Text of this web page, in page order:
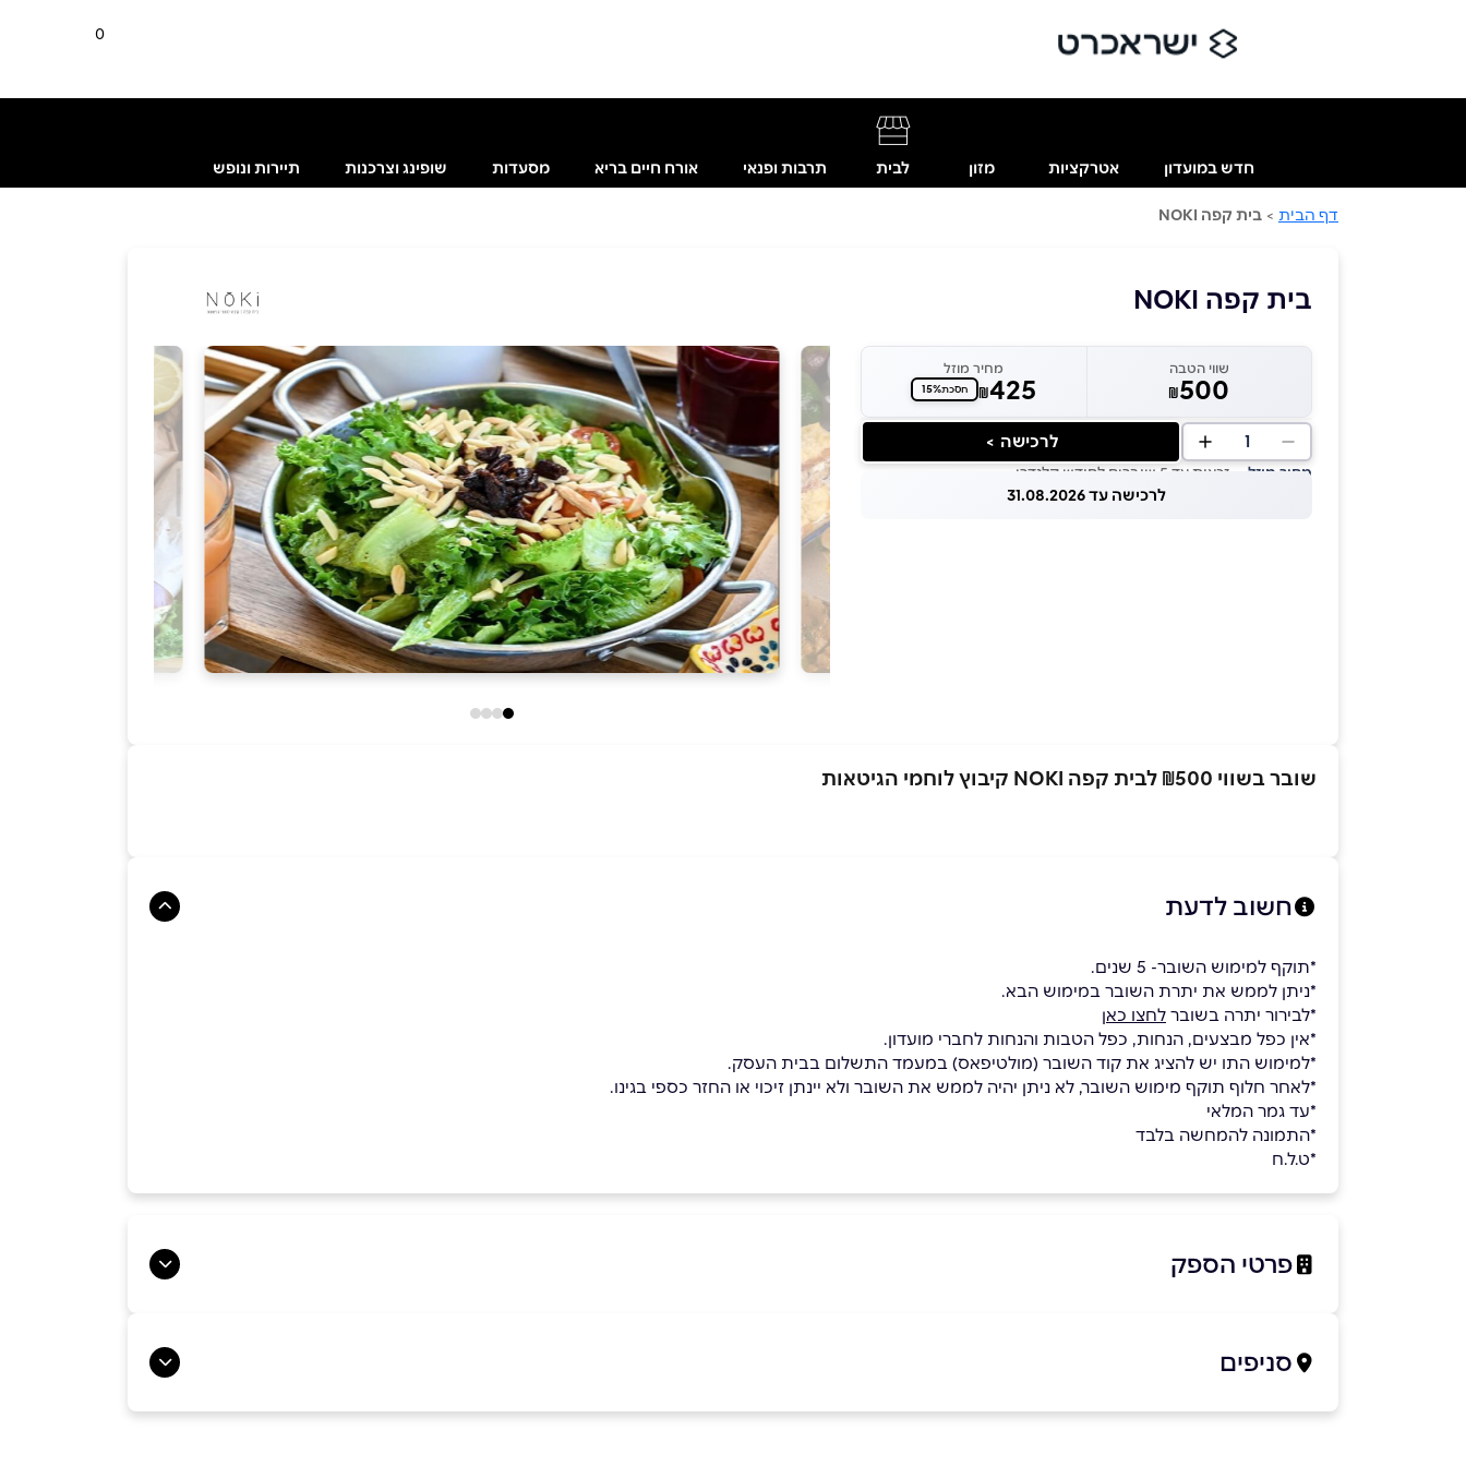
0
חדש במועדון אטרקציות מזון לבית תרבות ופנאי אורח חיים בריא מסעדות שופינג וצרכנות תיירות ונופש
דף הבית > בית קפה NOKI
בית קפה NOKI
שווי הטבה
₪500
מחיר מוזל
₪425 חסכת15%
1 לרכישה >
מחיר מוזל — זכאות עד 5 שוברים לחודש קלנדרי
לרכישה עד 31.08.2026
שובר בשווי ₪500 לבית קפה NOKI קיבוץ לוחמי הגיטאות
חשוב לדעת
*תוקף למימוש השובר- 5 שנים.
*ניתן לממש את יתרת השובר במימוש הבא.
*לבירור יתרה בשובר לחצו כאן
*אין כפל מבצעים, הנחות, כפל הטבות והנחות לחברי מועדון.
*למימוש התו יש להציג את קוד השובר (מולטיפאס) במעמד התשלום בבית העסק.
*לאחר חלוף תוקף מימוש השובר, לא ניתן יהיה לממש את השובר ולא יינתן זיכוי או החזר כספי בגינו.
*עד גמר המלאי
*התמונה להמחשה בלבד
*ט.ל.ח
פרטי הספק
בפייסבוק
סניפים
קיבוץ לוחמי הגטאות